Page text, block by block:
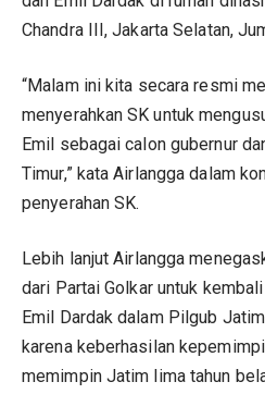
Chandra III, Jakarta Selatan,
“Malam ini kita secara resmi
menyerahkan SK untuk
Emil sebagai calon gubernur
Timur,” kata Airlangga dalam
penyerahan SK.
Lebih lanjut Airlangga
dari Partai Golkar untuk
Emil Dardak dalam Pilgub
karena keberhasilan
memimpin Jatim lima tahun